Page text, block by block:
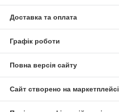
Доставка та оплата
Графік роботи
Повна версія сайту
Сайт створено на маркетплейсі